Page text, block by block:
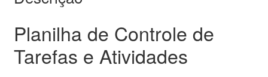
Planilha de Controle de
Tarefas e Atividades